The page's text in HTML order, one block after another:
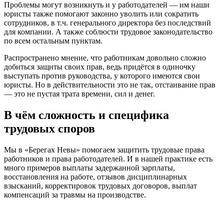
Проблемы могут возникнуть и у работодателей — им наши
юристы также помогают законно уволить или сократить
сотрудников, в т.ч. генерального директора без последствий
для компании. А также соблюсти трудовое законодательство
по всем остальным пунктам.
Распространено мнение, что работникам довольно сложно
добиться защиты своих прав, ведь придётся в одиночку
выступать против руководства, у которого имеются свои
юристы. Но в действительности это не так, отстаивание прав
— это не пустая трата времени, сил и денег.
В чём сложность и специфика
трудовых споров
Мы в «Берегах Невы» помогаем защитить трудовые права
работников и права работодателей. И в нашей практике есть
много примеров выплаты задержанной зарплаты,
восстановления на работе, отзывов дисциплинарных
взысканий, корректировок трудовых договоров, выплат
компенсаций за травмы на производстве.